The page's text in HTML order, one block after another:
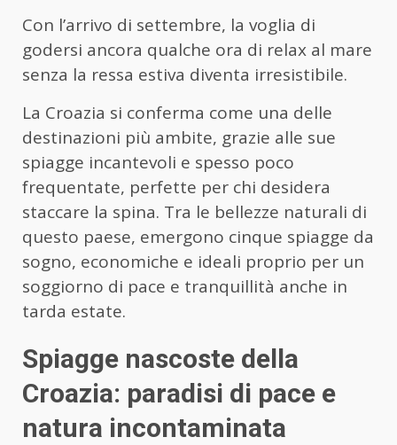
Con l’arrivo di settembre, la voglia di
godersi ancora qualche ora di relax al mare
senza la ressa estiva diventa irresistibile.
La Croazia si conferma come una delle
destinazioni più ambite, grazie alle sue
spiagge incantevoli e spesso poco
frequentate, perfette per chi desidera
staccare la spina. Tra le bellezze naturali di
questo paese, emergono cinque spiagge da
sogno, economiche e ideali proprio per un
soggiorno di pace e tranquillità anche in
tarda estate.
Spiagge nascoste della
Croazia: paradisi di pace e
natura incontaminata